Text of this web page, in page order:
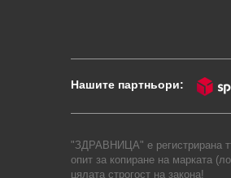
Нашите партньори:
"ЗДРАВНИЦА" е регистрирана
опит за копиране на марката
цялата строгост на закона!